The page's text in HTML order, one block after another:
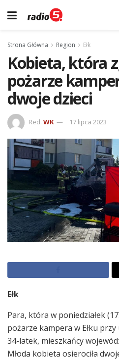
Strona Główna Region Ełk
Kobieta, która
pożarze
dwoje dzieci
Red. WK 17 lipca 2023
Ełk
Para, która w poniedziałek
pożarze kampera w Ełku
34-latek, mieszkańcy
Młoda kobieta osierociła